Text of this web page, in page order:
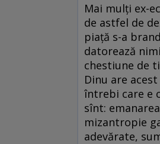
Mai mulţi ex-
de astfel de
piaţă s-a
datorează
chestiune de
Dinu are
întrebi care e
sînt:
mizantropie
adevărate,